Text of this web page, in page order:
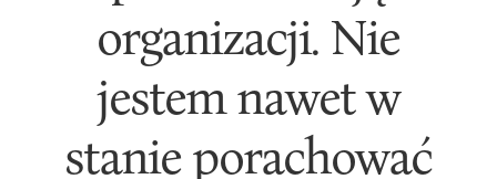
organizacji. Nie
jestem nawet w
stanie porachować